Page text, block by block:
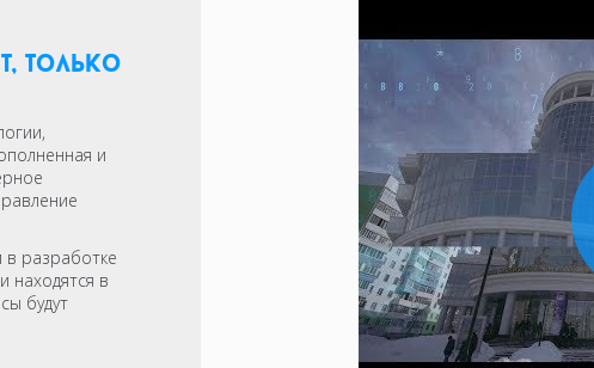
только
и
в разработке
находятся в
будут